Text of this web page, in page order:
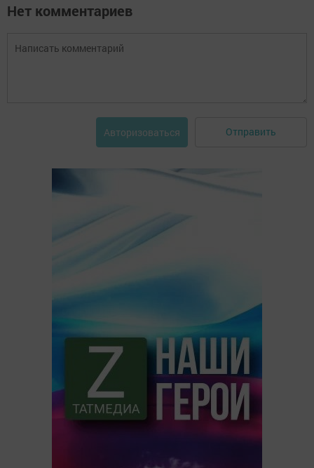
Нет комментариев
Авторизоваться Отправить